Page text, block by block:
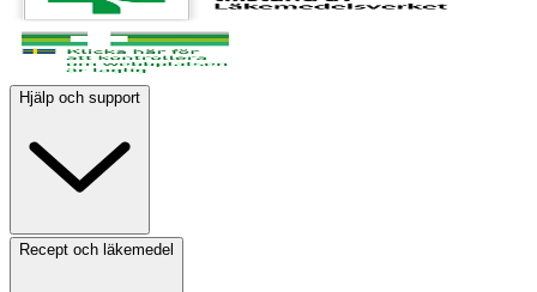
Hjälp och support
Recept och läkemedel